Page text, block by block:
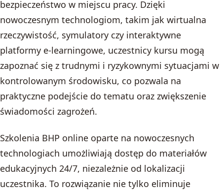
bezpieczeństwo w miejscu pracy. Dzięki
nowoczesnym technologiom, takim jak wirtualna
rzeczywistość, symulatory czy interaktywne
platformy e-learningowe, uczestnicy kursu mogą
zapoznać się z trudnymi i ryzykownymi sytuacjami w
kontrolowanym środowisku, co pozwala na
praktyczne podejście do tematu oraz zwiększenie
świadomości zagrożeń.
Szkolenia BHP online oparte na nowoczesnych
technologiach umożliwiają dostęp do materiałów
edukacyjnych 24/7, niezależnie od lokalizacji
uczestnika. To rozwiązanie nie tylko eliminuje